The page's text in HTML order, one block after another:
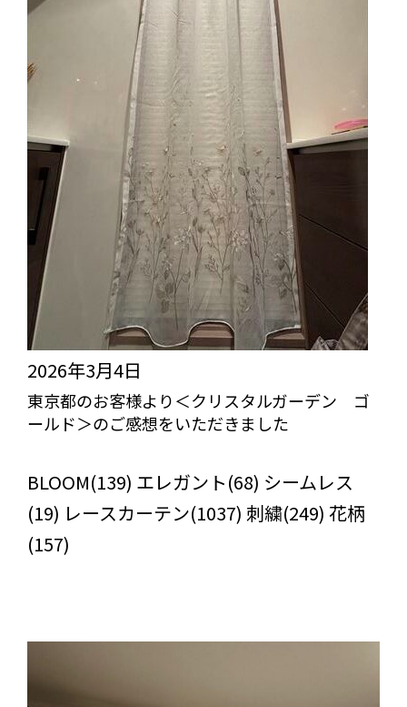
2026年3月4日
東京都のお客様より＜クリスタルガーデン ゴ
ールド＞のご感想をいただきました
BLOOM(139) エレガント(68) シームレス
(19) レースカーテン(1037) 刺繍(249) 花柄
(157)